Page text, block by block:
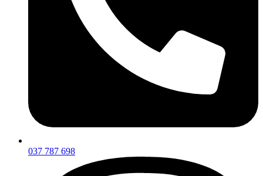
037 787 698